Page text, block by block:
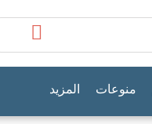
منوعات المزيد